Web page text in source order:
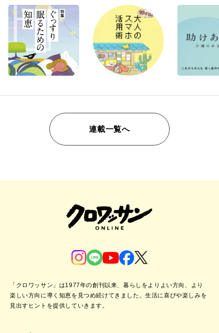
連載一覧へ
「クロワッサン」は1977年の創刊以来、暮らしをよりよい方向、より
楽しい方向に導く知恵を見つめ続けてきました。生活に喜びや楽しみを
見出すヒントを提供していきます。